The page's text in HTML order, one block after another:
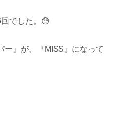
回でした。😓
ー』が、『MISS』になって